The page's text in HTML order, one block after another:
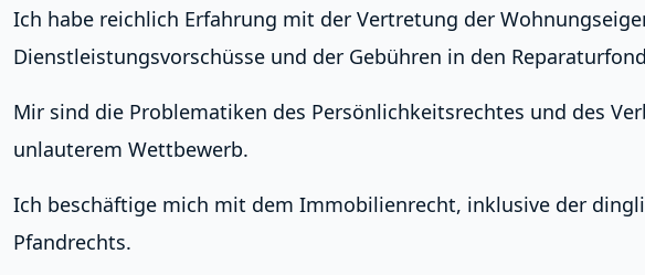
Ich habe reichlich Erfahrung mit der Vertretung der
Dienstleistungsvorschüsse und der Gebühren in den
Mir sind die Problematiken des Persönlichkeitsrechtes und des
unlauterem Wettbewerb.
Ich beschäftige mich mit dem Immobilienrecht, inklusive der
Pfandrechts.